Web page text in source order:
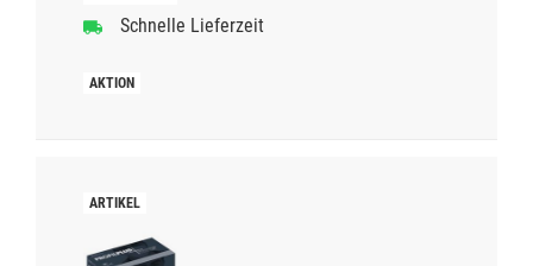
Schnelle Lieferzeit